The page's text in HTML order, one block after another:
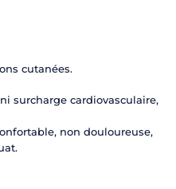
cutanées.
surcharge cardiovasculaire,
non douloureuse,